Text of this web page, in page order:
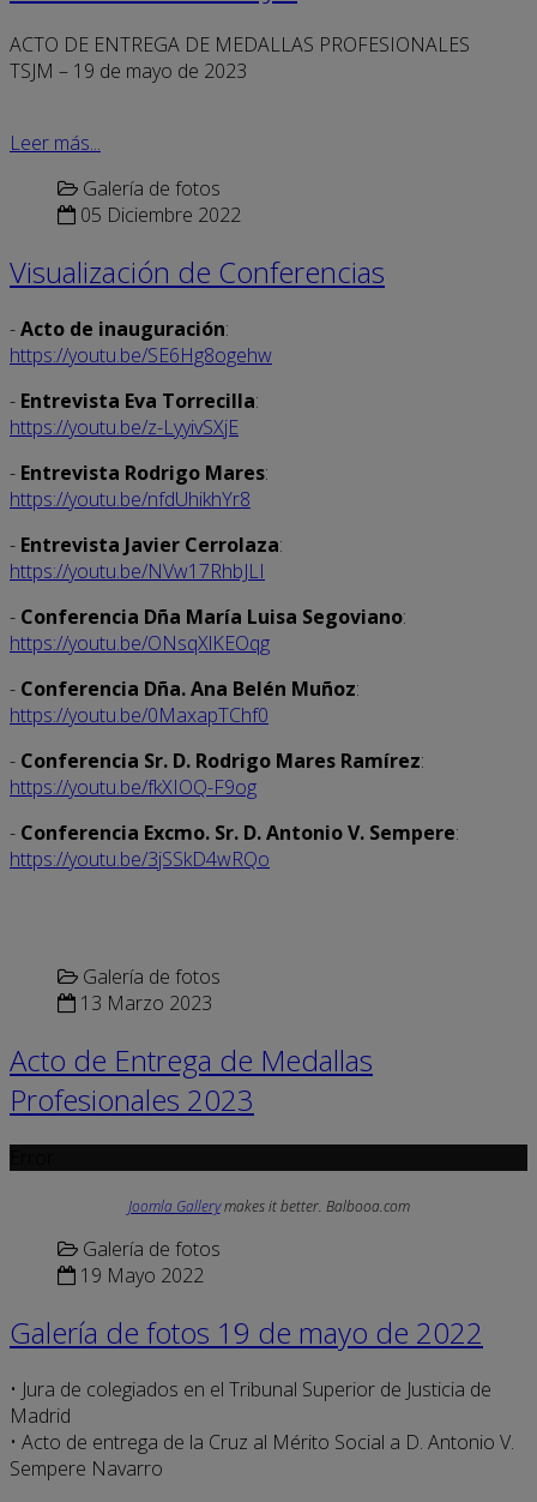
ACTO DE ENTREGA DE MEDALLAS PROFESIONALES
TSJM – 19 de mayo de 2023
Leer más...
Galería de fotos
05 Diciembre 2022
Visualización de Conferencias
-Acto de inauguración:
https://youtu.be/SE6Hg8ogehw
- Entrevista Eva Torrecilla:
https://youtu.be/z-LyyivSXjE
- Entrevista Rodrigo Mares:
https://youtu.be/nfdUhikhYr8
- Entrevista Javier Cerrolaza:
https://youtu.be/NVw17RhbJLI
- Conferencia Dña María Luisa Segoviano:
https://youtu.be/ONsqXlKEOqg
- Conferencia Dña. Ana Belén Muñoz:
https://youtu.be/0MaxapTChf0
- Conferencia Sr. D. Rodrigo Mares Ramírez:
https://youtu.be/fkXIOQ-F9og
- Conferencia Excmo. Sr. D. Antonio V. Sempere:
https://youtu.be/3jSSkD4wRQo
Galería de fotos
13 Marzo 2023
Acto de Entrega de Medallas
Profesionales 2023
Joomla Gallerymakes it better. Balbooa.com
Galería de fotos
19 Mayo 2022
Galería de fotos 19 de mayo de 2022
• Jura de colegiados en el Tribunal Superior de Justicia de
Madrid
• Acto de entrega de la Cruz al Mérito Social a D. Antonio V.
Sempere Navarro